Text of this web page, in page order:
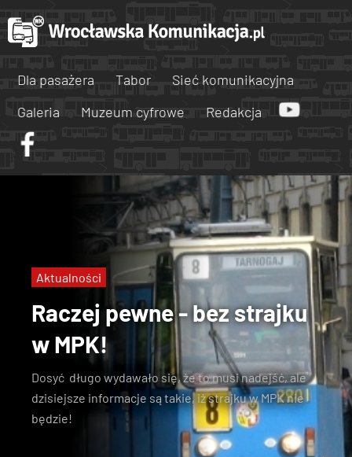
Dla pasażera Tabor
Sieć komunikacyjna
Galeria
Muzeum cyfrowe Redakcja
Raczej pewne - bez strajku
w MPK!
Dosyć długo wydawało się, że to musi nadejść, ale
dzisiejsze informacje są takie, iż strajku w MPK nie
będzie!
Aktualności